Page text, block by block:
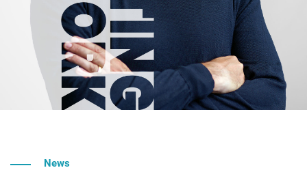
News